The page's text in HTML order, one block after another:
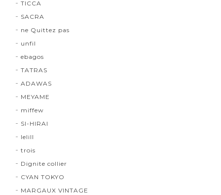
TICCA
SACRA
ne Quittez pas
unfil
ebagos
TATRAS
ADAWAS
MEYAME
miffew
SI-HIRAI
lelill
trois
Dignite collier
CYAN TOKYO
MARGAUX VINTAGE